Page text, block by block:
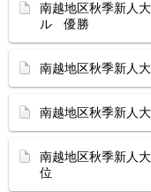
南越地区秋季新
ル 優勝
南越地区秋季新
南越地区秋季新
南越地区秋季新
位